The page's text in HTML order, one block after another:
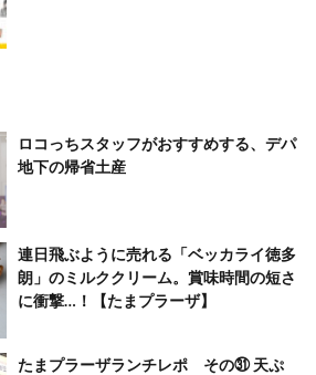
ロコっちスタッフがおすすめする、デパ
地下の帰省土産
連日飛ぶように売れる「ベッカライ徳多
朗」のミルククリーム。賞味時間の短さ
に衝撃…！【たまプラーザ】
たまプラーザランチレポ その㉛ 天ぷ